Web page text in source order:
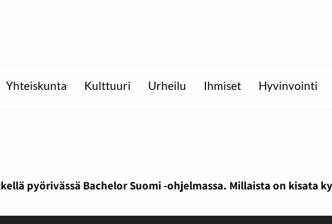
Yhteiskunta Kulttuuri Urheilu Ihmiset Hyvinvointi
pyörivässä Bachelor Suomi -ohjelmassa. Millaista on kisata